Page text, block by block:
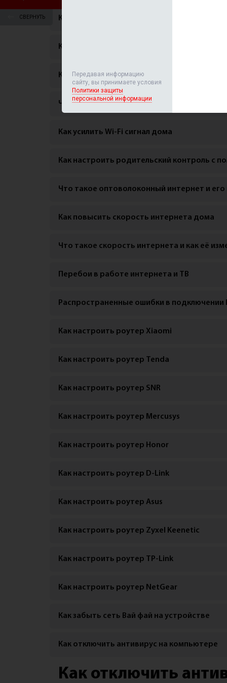
Как подключить умный дом
Как защитить личные данные в интернете
Как настроить гостевую сеть Wi-Fi
Что такое IoT и как подключить умные
Как усилить Wi-Fi сигнал дома
Как настроить родительский контроль с
Что такое оптоволоконный интернет и
Как повысить скорость интернета дома
Что такое скорость интернета и как её
Перебои в работе интернета и ТВ
Распространенные ошибки в подключении
Как настроить роутер Xiaomi
Как настроить роутер Tenda
Как настроить роутер SNR
Как настроить роутер Mercusys
Как настроить роутер Honor
Как настроить роутер D-Link
Как настроить роутер Asus
Как настроить роутер Zyxel Keenetic
Как настроить роутер TP-Link
Как настроить роутер NetGear
Как забыть сеть Вай фай на устройстве
Как отключить антивирус на компьютере
Как отключить
СВЕРНУТЬ
Передавая информацию
сайту, вы принимаете условия
Политики защиты
персональной информации